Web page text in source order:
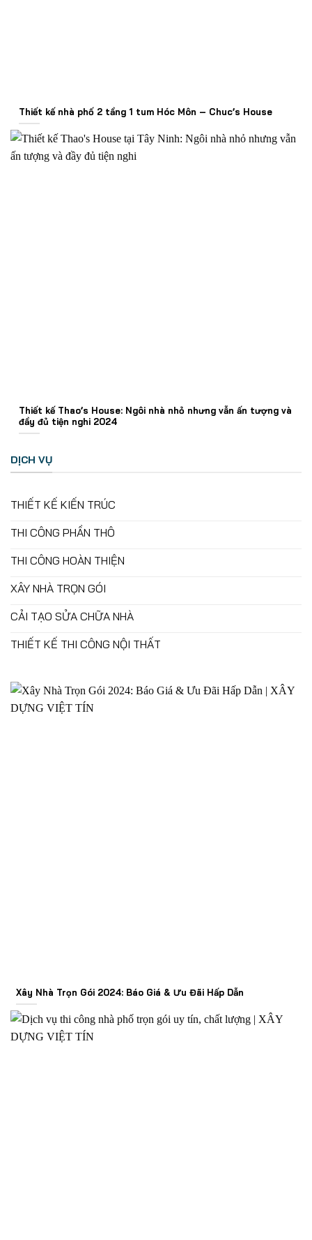
Thiết kế nhà phố 2 tầng 1 tum Hóc Môn – Chuc’s House
Thiết kế Thao’s House: Ngôi nhà nhỏ nhưng vẫn ấn tượng và
đầy đủ tiện nghi 2024
DỊCH VỤ
THIẾT KẾ KIẾN TRÚC
THI CÔNG PHẦN THÔ
THI CÔNG HOÀN THIỆN
XÂY NHÀ TRỌN GÓI
CẢI TẠO SỬA CHỮA NHÀ
THIẾT KẾ THI CÔNG NỘI THẤT
Xây Nhà Trọn Gói 2024: Báo Giá & Ưu Đãi Hấp Dẫn